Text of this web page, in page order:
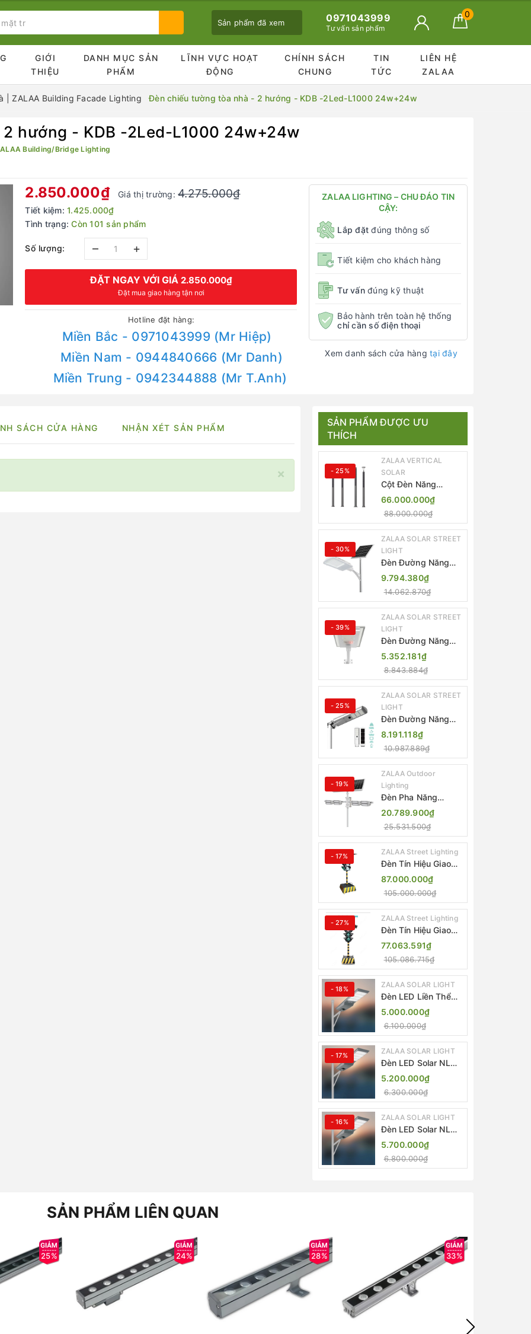
Sản phẩm đã xem
Bạn chưa xem sản phẩm nào
0971043999
Tư vấn sản phẩm
0
GIỚI
THIỆU
DANH MỤC SẢN
PHẨM
LĨNH VỰC HOẠT
ĐỘNG
CHÍNH SÁCH
CHUNG
TIN
TỨC
LIÊN HỆ
ZALAA
| ZALAA Building Facade Lighting Đèn chiếu tường tòa nhà - 2 hướng - KDB -2Led-L1000 24w+24w
hướng - KDB -2Led-L1000 24w+24w
Building/Bridge Lighting
2.850.000₫ Giá thị trường:4.275.000₫
Tiết kiệm:1.425.000₫
Tình trạng: Còn 101 sản phẩm
Số lượng: – +
ĐẶT NGAY VỚI GIÁ 2.850.000₫
Đặt mua giao hàng tận nơi
Hotline đặt hàng:
Miền Bắc - 0971043999 (Mr Hiệp)
Miền Nam - 0944840666 (Mr Danh)
Miền Trung - 0942344888 (Mr T.Anh)
ZALAA LIGHTING – CHU ĐÁO TIN
CẬY:
Lắp đặt đúng thông số
Tiết kiệm cho khách hàng
Tư vấnđúng kỹ thuật
Bảo hành trên toàn hệ thống
chỉ cần số điện thoại
Xem danh sách cửa hàngtại đây
SÁCH CỬA HÀNG NHẬN XÉT SẢN PHẨM
×
SẢN PHẨM ĐƯỢC ƯU
THÍCH
- 25%
ZALAA VERTICAL
SOLAR
Cột Đèn Năng
Lượng Mặt Trời Dọc
Thông Minh ZSR-
YYDS-360 | ZALAA
Jsc
66.000.000₫
88.000.000₫
- 30%
ZALAA SOLAR STREET
LIGHT
Đèn Đường Năng
Lượng Mặt Trời
Thông Minh Điều
Khiển MPPT ZL-
GMX01 ZALAA
9.794.380₫
14.062.870₫
- 39%
ZALAA SOLAR STREET
LIGHT
Đèn Đường Năng
Lượng Mặt Trời
Nhôm Đúc ZALAA
ZL-BWH Cao Cấp
IP65
5.352.181₫
8.843.884₫
- 25%
ZALAA SOLAR STREET
LIGHT
Đèn Đường Năng
Lượng Mặt Trời Tích
Hợp Camera ZALAA
ZL-BJ04-CCTV
(80W, IP65)
8.191.118₫
10.987.889₫
- 19%
ZALAA Outdoor
Lighting
Đèn Pha Năng
Lượng Mặt Trời Sân
Thể Thao ZALAA
Jsc Chống Nước
IP65 Cao Cấp
20.789.900₫
25.531.500₫
- 17% ZALAA Street Lighting
Đèn Tín Hiệu Giao
Thông Di Động Năng
Lượng Mặt Trời
ZALAA ZL-300A-D
87.000.000₫
105.000.000₫
- 27% ZALAA Street Lighting
Đèn Tín Hiệu Giao
Thông Di Động Năng
Lượng Mặt Trời
ZALAA ZL-409300C
77.063.591₫
105.086.715₫
- 18% ZALAA SOLAR LIGHT
Đèn LED Liền Thể
ZALAA Solar Street
Light ZKC-TG 20W
25W 30W All In One
5.000.000₫
6.100.000₫
- 17% ZALAA SOLAR LIGHT
Đèn LED Solar NLMT
Liền Thể ZKC-TG
20W All in One |
ZALAA Street Light
5.200.000₫
6.300.000₫
- 16% ZALAA SOLAR LIGHT
Đèn LED Solar NLMT
Liền Thể ZKC-TG
25W All in One |
ZALAA Street Light
5.700.000₫
6.800.000₫
SẢN PHẨM LIÊN QUAN
25% 24% 28% 33%